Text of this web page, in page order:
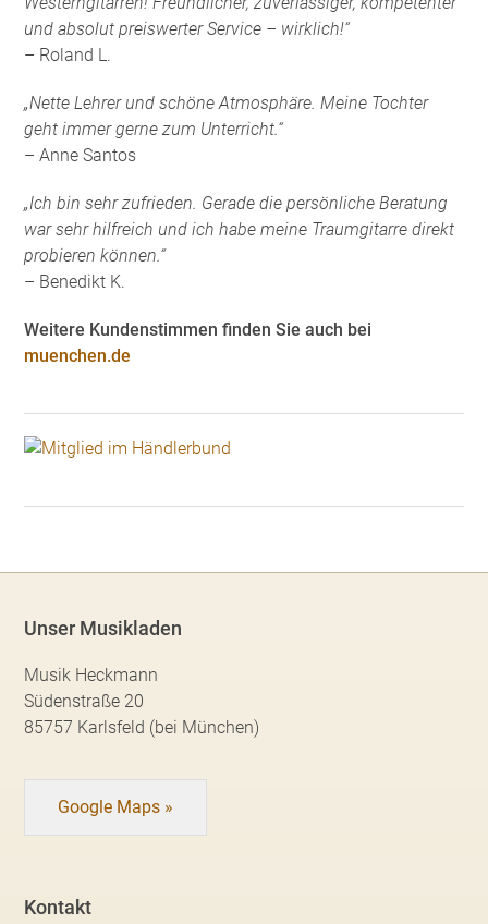
und absolut preiswerter Service – wirklich!“
– Roland L.
„Nette Lehrer und schöne Atmosphäre. Meine Tochter
geht immer gerne zum Unterricht.“
– Anne Santos
„Ich bin sehr zufrieden. Gerade die persönliche Beratung
war sehr hilfreich und ich habe meine Traumgitarre direkt
probieren können.“
– Benedikt K.
Weitere Kundenstimmen finden Sie auch bei
muenchen.de
Unser Musikladen
Musik Heckmann
Südenstraße 20
85757 Karlsfeld (bei München)
Google Maps »
Kontakt